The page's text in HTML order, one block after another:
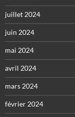
juillet 2024
juin 2024
mai 2024
avril 2024
mars 2024
février 2024